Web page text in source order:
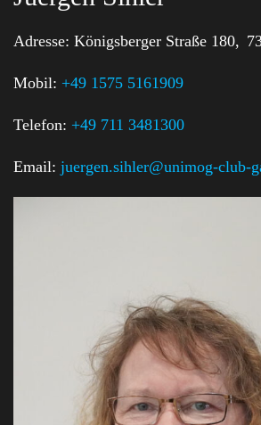
Adresse: Königsberger Straße 180,
Mobil: +49 1575 5161909
Telefon: +49 711 3481300
Email: juergen.sihler@unimog-club-